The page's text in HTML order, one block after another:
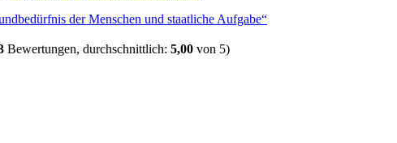
der Menschen und staatliche Aufgabe“
Bewertungen, durchschnittlich: 5,00 von 5)